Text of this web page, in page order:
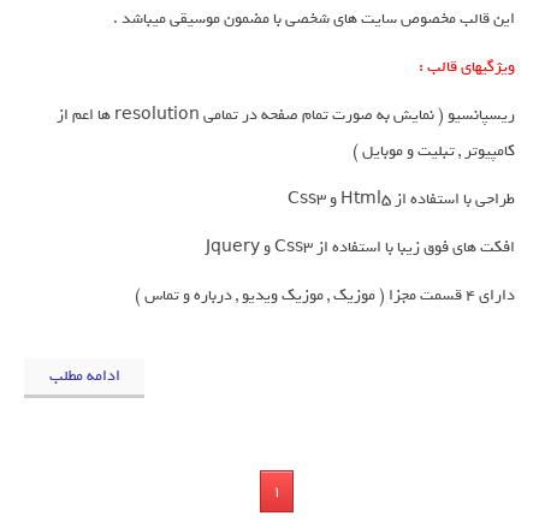
این قالب مخصوص سایت های شخصی با مضمون موسیقی میباشد .
ویژگیهای قالب :
ریسپانسیو ( نمایش به صورت تمام صفحه در تمامی resolution ها اعم از
کامپیوتر , تبلیت و موبایل )
طراحی با استفاده از Html5 و Css3
افکت های فوق زیبا با استفاده از Css3 و Jquery
دارای 4 قسمت مجزا ( موزیک , موزیک ویدیو , درباره و تماس )
ادامه مطلب
1